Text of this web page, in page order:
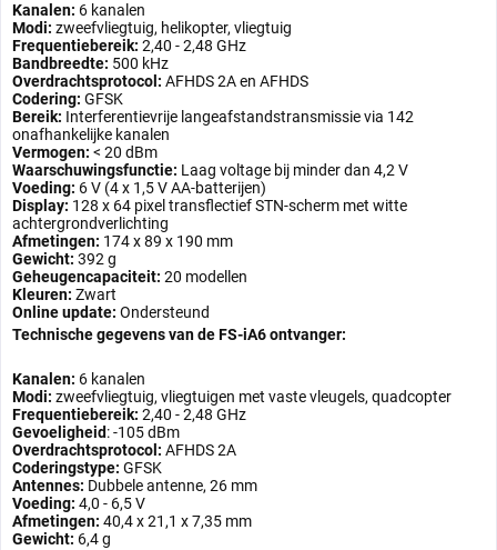
Kanalen: 6 kanalen
Modi: zweefvliegtuig, helikopter, vliegtuig
Frequentiebereik: 2,40 - 2,48 GHz
Bandbreedte: 500 kHz
Overdrachtsprotocol: AFHDS 2A en AFHDS
Codering: GFSK
Bereik: Interferentievrije langeafstandstransmissie via 142
onafhankelijke kanalen
Vermogen: < 20 dBm
Waarschuwingsfunctie: Laag voltage bij minder dan 4,2 V
Voeding: 6 V (4 x 1,5 V AA-batterijen)
Display: 128 x 64 pixel transflectief STN-scherm met witte
achtergrondverlichting
Afmetingen: 174 x 89 x 190 mm
Gewicht: 392 g
Geheugencapaciteit: 20 modellen
Kleuren: Zwart
Online update: Ondersteund
Technische gegevens van de FS-iA6 ontvanger:
Kanalen: 6 kanalen
Modi: zweefvliegtuig, vliegtuigen met vaste vleugels, quadcopter
Frequentiebereik: 2,40 - 2,48 GHz
Gevoeligheid: -105 dBm
Overdrachtsprotocol: AFHDS 2A
Coderingstype: GFSK
Antennes: Dubbele antenne, 26 mm
Voeding: 4,0 - 6,5 V
Afmetingen: 40,4 x 21,1 x 7,35 mm
Gewicht: 6,4 g